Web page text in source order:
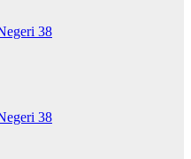
38
38